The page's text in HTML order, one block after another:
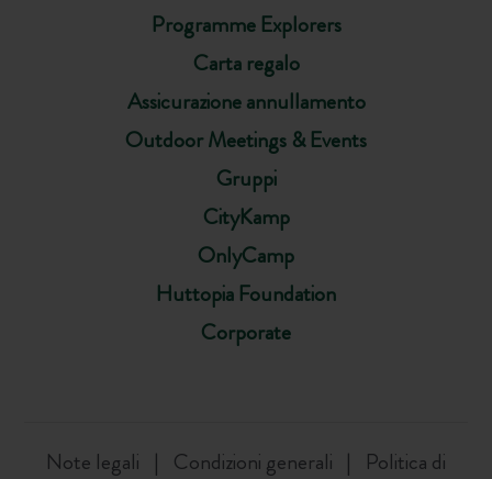
Programme Explorers
Carta regalo
Assicurazione annullamento
Outdoor Meetings & Events
Gruppi
CityKamp
OnlyCamp
Huttopia Foundation
Corporate
Note legali Condizioni generali
Politica di